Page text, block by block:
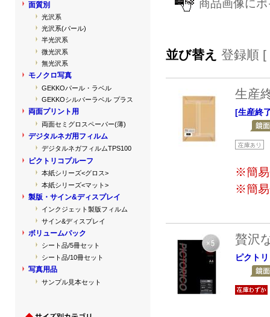
商品画像に
並び替え 登録順 [
生産
[生産終
※簡易
※簡易
贅沢
ピクト
面質別
光沢系
光沢系(パール)
半光沢系
微光沢系
無光沢系
モノクロ写真
GEKKOパール・ラベル
GEKKOシルバーラベル プラス
両面プリント用
両面セミグロスペーパー(薄)
デジタルネガ用フィルム
デジタルネガフィルムTPS100
ピクトリコプルーフ
本紙シリーズ<グロス>
本紙シリーズ<マット>
製版・サイン&ディスプレイ
インクジェット製版フィルム
サイン&ディスプレイ
ボリュームパック
シート品/5冊セット
シート品/10冊セット
写真用品
サンプル見本セット